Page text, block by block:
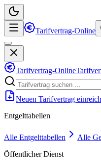
Tarifvertrag-Online
Tarifvertrag-Online
Neuen Tarifvertrag
Entgelttabellen
Alle Entgelttabellen
Alle
Öffentlicher Dienst